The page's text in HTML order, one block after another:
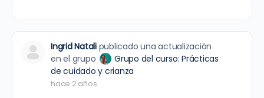
Ingrid Natalipublicado una actualización
en el grupo
Grupo del curso: Prácticas
de cuidado y crianza
hace 2 años